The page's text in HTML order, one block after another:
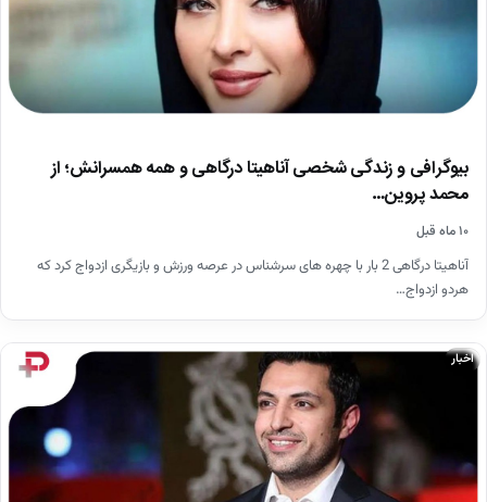
بیوگرافی و زندگی شخصی آناهیتا درگاهی و همه همسرانش؛ از
محمد پروین…
۱۰ ماه قبل
آناهیتا درگاهی 2 بار با چهره های سرشناس در عرصه ورزش و بازیگری ازدواج کرد که
هردو ازدواج…
اخبار